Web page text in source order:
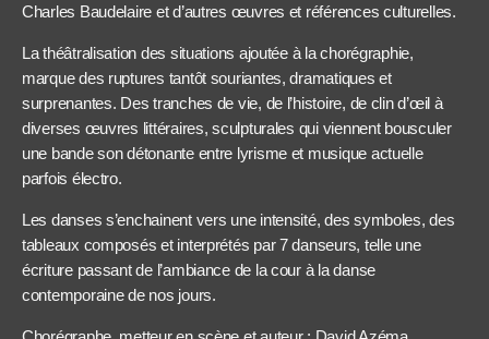
Charles Baudelaire et d’autres œuvres et références culturelles.
La théâtralisation des situations ajoutée à la chorégraphie,
marque des ruptures tantôt souriantes, dramatiques et
surprenantes. Des tranches de vie, de l’histoire, de clin d’œil à
diverses œuvres littéraires, sculpturales qui viennent bousculer
une bande son détonante entre lyrisme et musique actuelle
parfois électro.
Les danses s’enchainent vers une intensité, des symboles, des
tableaux composés et interprétés par 7 danseurs, telle une
écriture passant de l’ambiance de la cour à la danse
contemporaine de nos jours.